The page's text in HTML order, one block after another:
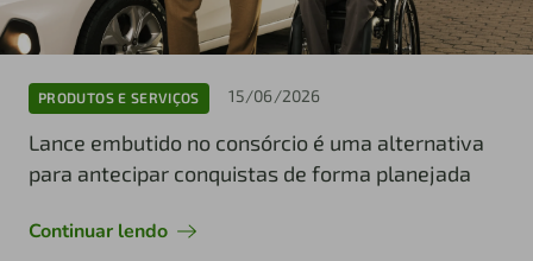
PRODUTOS E SERVIÇOS 15/06/2026
Lance embutido no consórcio é uma alternativa
para antecipar conquistas de forma planejada
Continuar lendo